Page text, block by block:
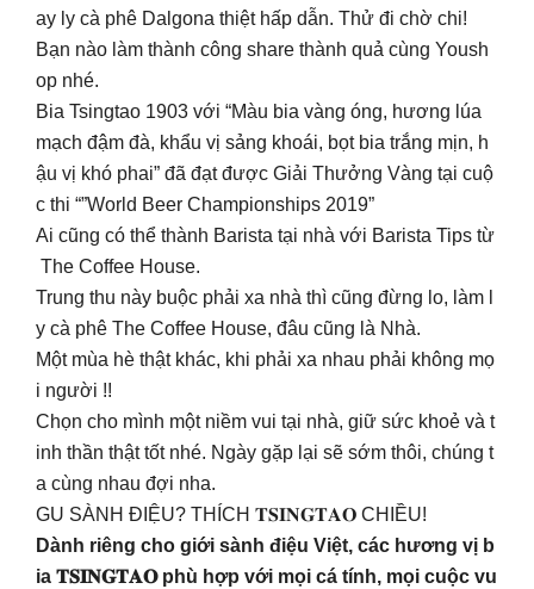
ay ly cà phê Dalgona thiệt hấp dẫn. Thử đi chờ chi!
Bạn nào làm thành công share thành quả cùng Yoush
op nhé.
Bia Tsingtao 1903 với “Màu bia vàng óng, hương lúa
mạch đậm đà, khẩu vị sảng khoái, bọt bia trắng mịn, h
ậu vị khó phai” đã đạt được Giải Thưởng Vàng tại cuộ
c thi “”World Beer Championships 2019”
Ai cũng có thể thành Barista tại nhà với Barista Tips từ
The Coffee House.
Trung thu này buộc phải xa nhà thì cũng đừng lo, làm l
y cà phê The Coffee House, đâu cũng là Nhà.
Một mùa hè thật khác, khi phải xa nhau phải không mọ
i người !!
Chọn cho mình một niềm vui tại nhà, giữ sức khoẻ và t
inh thần thật tốt nhé. Ngày gặp lại sẽ sớm thôi, chúng t
a cùng nhau đợi nha.
GU SÀNH ĐIỆU? THÍCH 𝐓𝐒𝐈𝐍𝐆𝐓𝐀𝐎 CHIỀU!
Dành riêng cho giới sành điệu Việt, các hương vị b
ia 𝐓𝐒𝐈𝐍𝐆𝐓𝐀𝐎 phù hợp với mọi cá tính, mọi cuộc vu